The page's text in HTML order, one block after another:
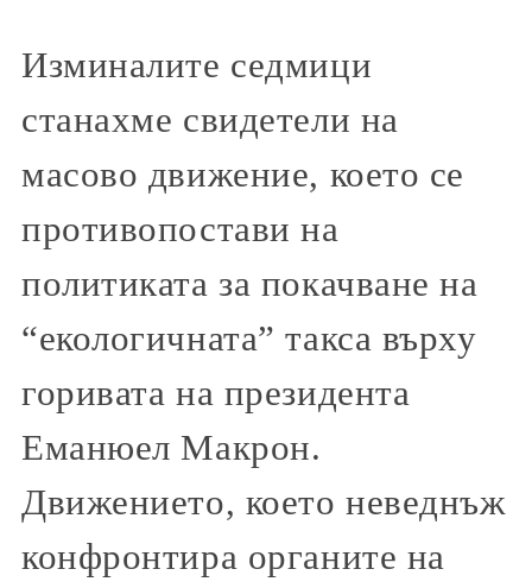
Изминалите седмици
станахме свидетели на
масово движение, което се
противопостави на
политиката за покачване на
“екологичната” такса върху
горивата на президента
Еманюел Макрон.
Движението, което неведнъж
конфронтира органите на